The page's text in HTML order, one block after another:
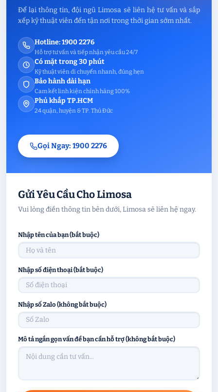
Để lại thông tin, đội ngũ Limosa sẽ liên hệ tư vấn và sắp
xếp kỹ thuật viên đến tận nơi trong thời gian sớm nhất.
Hotline: 1900 2276
Hỗ trợ tư vấn và tiếp nhận yêu cầu 24/7
Có mặt trong 30 phút
Kỹ thuật viên di chuyển nhanh, đúng hẹn
Bảo hành dài hạn
Cam kết linh kiện chính hãng 100%
Phủ khắp TP.HCM
24 quận, huyện & TP. Thủ Đức
Gọi Ngay: 1900 2276
Gửi Yêu Cầu Cho Limosa
Vui lòng điền thông tin bên dưới, Limosa sẽ liên hệ ngay.
Nhập tên của bạn (bắt buộc)
Nhập số điện thoại (bắt buộc)
Nhập số Zalo (không bắt buộc)
Mô tả ngắn gọn vấn đề bạn cần hỗ trợ (không bắt buộc)